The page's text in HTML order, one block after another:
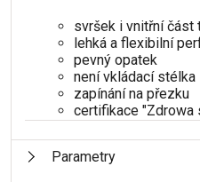
svršek i vnitřní část
lehká a flexibilní
pevný opatek
není vkládací stélka
zapínání na přezku
certifikace "Zdrowa
Parametry